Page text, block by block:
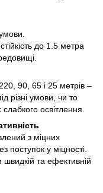
до 1.5 метра
90, 65 і 25 метрів –
різні умови, чи то
освітлення.
з міцних
поступок у міцності.
та ефективній